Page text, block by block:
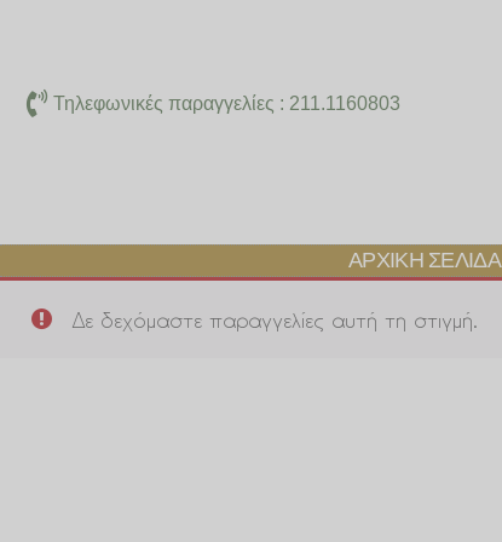
περιεχόμενο
Τηλεφωνικές παραγγελίες : 211.1160803
ΑΡΧΙΚΉ ΣΕΛΊΔΑ
Δε δεχόμαστε παραγγελίες αυτή τη στιγμή.